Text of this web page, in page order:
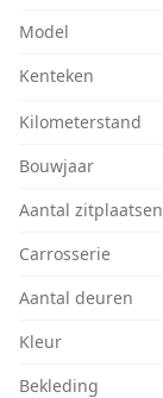
Model
Kenteken
Kilometerstand
Bouwjaar
Aantal zitplaatsen
Carrosserie
Aantal deuren
Kleur
Bekleding